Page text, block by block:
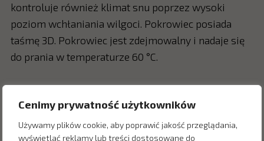
Cenimy prywatność użytkowników
Używamy plików cookie, aby poprawić jakość przeglądania,
wyświetlać reklamy lub treści dostosowane do
kontroluje również klimat snu poprzez wysoki
poziom wchłaniania wilgoci. Pokrowiec posiada
taśmę 3D. Pokrowiec jest zdejmowalny i nadaje się
do prania w temperaturze 60 °C.
Zapytaj o cenę w salonie: